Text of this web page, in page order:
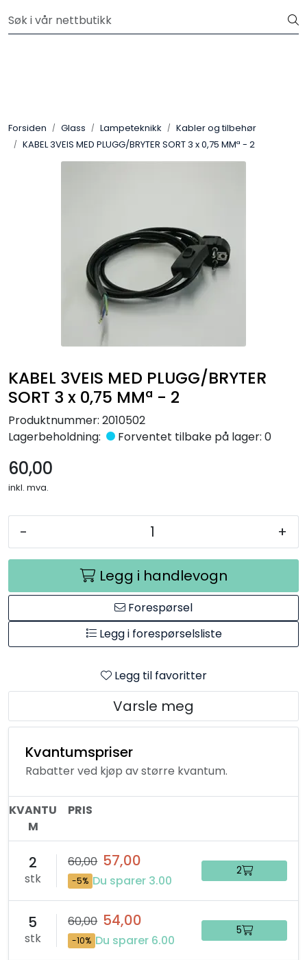
Velkommen til vår nye nettbutikk! Besøk Min side for mer
Forsiden Glass Lampeteknikk
Kabler og tilbehør
KABEL 3VEIS MED PLUGG/BRYTER SORT 3 x 0,75 MMª - 2
KABEL 3VEIS MED PLUGG/BRYTER
SORT 3 x 0,75 MMª - 2
Produktnummer: 2010502
Lagerbeholdning:
Forventet tilbake på lager: 0
60,00
inkl. mva.
- +
Legg i handlevogn
Forespørsel
Legg i forespørselsliste
Legg til favoritter
Varsle meg
Kvantumspriser
Rabatter ved kjøp av større kvantum.
KVANTU
M
PRIS
2
stk
60,00 57,00
-5% Du sparer 3.00
2
5
stk
60,00 54,00
-10% Du sparer 6.00
5
Pulverglasur
Dekaler
Glass
Bøker